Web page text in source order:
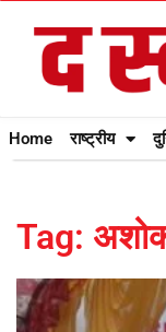
Home राष्ट्रीय
Tag: